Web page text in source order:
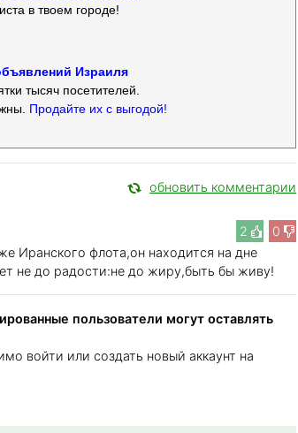
в твоем городе!
Израиля
тысяч посетителей.
Продайте их с выгодой!
обновить комментарии
2 0
Иранского флота,он находится на дне
не до радости:не до жиру,быть бы живу!
пользователи могут оставлять
войти или создать новый аккаунт на